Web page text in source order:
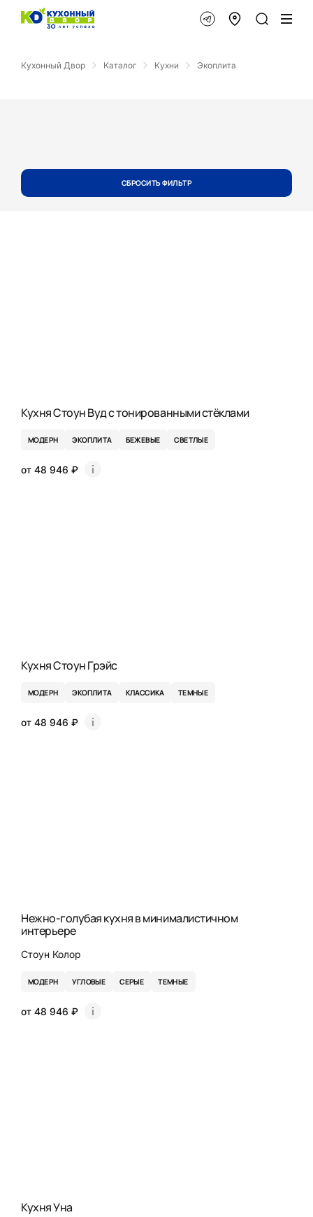
Кухонный Двор Каталог Кухни Экоплита
СБРОСИТЬ ФИЛЬТР
Кухня Стоун Вуд с тонированными стёклами
МОДЕРН ЭКОПЛИТА БЕЖЕВЫЕ СВЕТЛЫЕ
от 48 946 ₽
Кухня Стоун Грэйс
МОДЕРН ЭКОПЛИТА КЛАССИКА ТЕМНЫЕ
от 48 946 ₽
Нежно-голубая кухня в минималистичном
интерьере
Стоун Колор
МОДЕРН УГЛОВЫЕ СЕРЫЕ ТЕМНЫЕ
от 48 946 ₽
Кухня Уна